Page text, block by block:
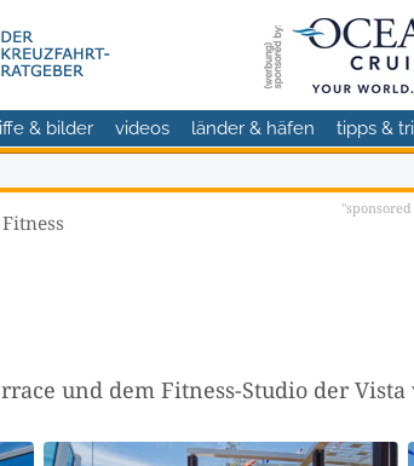
& bilder videos länder & häfen tipps &
und dem Fitness-Studio der Vista